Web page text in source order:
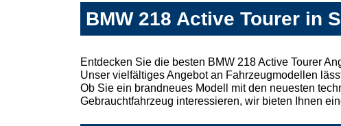
BMW 218 Active Tourer in
Entdecken Sie die besten BMW 218 Active Tourer
Unser vielfältiges Angebot an Fahrzeugmodellen
Ob Sie ein brandneues Modell mit den neuesten
Gebrauchtfahrzeug interessieren, wir bieten Ihnen